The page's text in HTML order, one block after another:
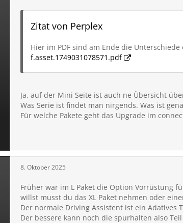
Zitat von Perplex
Hier im PDF sind am Ende die
f.asset.1749031078571.pdf
Ja, auf der Mini Seite ist auch ne Übersicht
Was Serie ist findet man nirgends. Was ist
Für welche Pakete geht das Upgrade im
8. Oktober 2025
Früher war im L Paket die Option Vorrüstung
willst musst du das XL Paket nehmen oder
Der normale Driving Assistent ist ein Adatives
Der bessere kann noch die spurhalten also